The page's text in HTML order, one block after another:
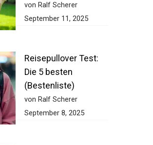
von Ralf Scherer
September 11, 2025
Reisepullover Test:
Die 5 besten
(Bestenliste)
von Ralf Scherer
September 8, 2025